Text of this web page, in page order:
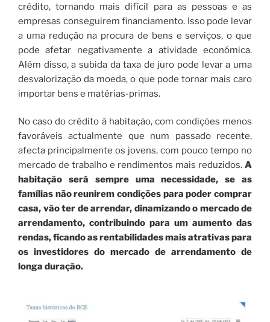
crédito, tornando mais difícil para as pessoas e as
empresas conseguirem financiamento. Isso pode levar
a uma redução na procura de bens e serviços, o que
pode afetar negativamente a atividade económica.
Além disso, a subida da taxa de juro pode levar a uma
desvalorização da moeda, o que pode tornar mais caro
importar bens e matérias-primas.
No caso do crédito à habitação, com condições menos
favoráveis actualmente que num passado recente,
afecta principalmente os jovens, com pouco tempo no
mercado de trabalho e rendimentos mais reduzidos. A
habitação será sempre uma necessidade, se as
famílias não reunirem condições para poder comprar
casa, vão ter de arrendar, dinamizando o mercado de
arrendamento, contribuindo para um aumento das
rendas, ficando as rentabilidades mais atrativas para
os investidores do mercado de arrendamento de
longa duração.